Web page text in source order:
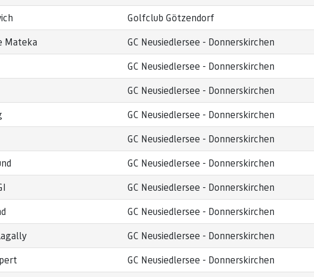
Golfclub Götzendorf
Mateka GC Neusiedlersee - Donnerskirchen
GC Neusiedlersee - Donnerskirchen
GC Neusiedlersee - Donnerskirchen
GC Neusiedlersee - Donnerskirchen
GC Neusiedlersee - Donnerskirchen
GC Neusiedlersee - Donnerskirchen
GC Neusiedlersee - Donnerskirchen
GC Neusiedlersee - Donnerskirchen
GC Neusiedlersee - Donnerskirchen
GC Neusiedlersee - Donnerskirchen